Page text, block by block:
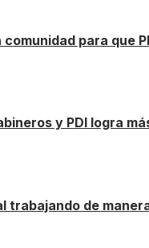
para que
y PDI logra
de